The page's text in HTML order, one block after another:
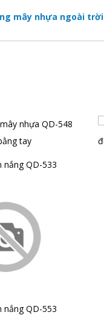
mây nhựa ngoài trời
nắng QD-533
nắng QD-553